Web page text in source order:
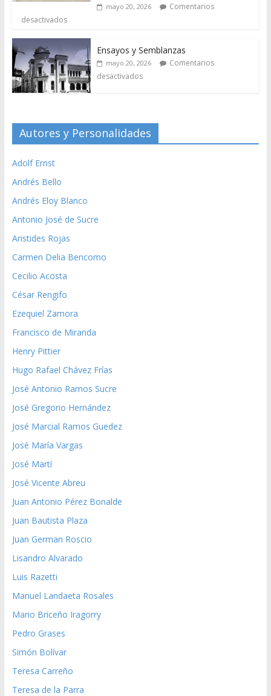
mayo 20, 2026
Comentarios
desactivados
Ensayos y Semblanzas
mayo 20, 2026
Comentarios
desactivados
Autores y Personalidades
Adolf Ernst
Andrés Bello
Andrés Eloy Blanco
Antonio José de Sucre
Aristides Rojas
Carmen Delia Bencomo
Cecilio Acosta
César Rengifo
Ezequiel Zamora
Francisco de Miranda
Henry Pittier
Hugo Rafael Chávez Frías
José Antonio Ramos Sucre
José Gregorio Hernández
José Marcial Ramos Guedez
José María Vargas
José Martí
José Vicente Abreu
Juan Antonio Pérez Bonalde
Juan Bautista Plaza
Juan German Roscio
Lisandro Alvarado
Luis Razetti
Manuel Landaeta Rosales
Mario Briceño Iragorry
Pedro Grases
Simón Bolívar
Teresa Carreño
Teresa de la Parra